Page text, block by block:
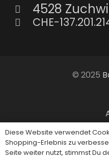
4528
CHE-
© 2025
Diese Website verwendet
Shopping-Erlebnis zu
Seite weiter nutzt, stimmst Du